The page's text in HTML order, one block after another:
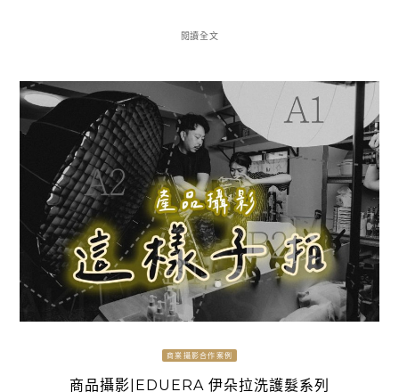
閱讀全文
商業攝影合作案例
商品攝影|EDUERA 伊朵拉洗護髮系列